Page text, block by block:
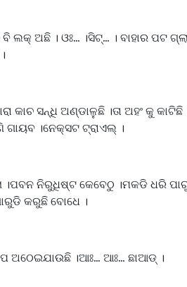
ଲକ୍ ଅଛି । ଓଃ... ।ସିଟ୍... । ବାହାର ପଟ
କାଚ ସନ୍ଧି ଅଣ୍ଡାଳୁଛି ।ତା ଅହଂ କୁ କାଟିଛି
ଗାୟବ ।ନେକ୍ସଟ ଟ୍ରାଏଲ୍ ।
।ପବନ ନିରୁଧିଷ୍ଟ କେବେଠୁ ।ମକଡି ଧରି
କରୁଛି ବୋଧେ ।
ଅଠେଇଯାଉଛି ।ଆଃ... ଆଃ... ଛାଆଡ୍ ।